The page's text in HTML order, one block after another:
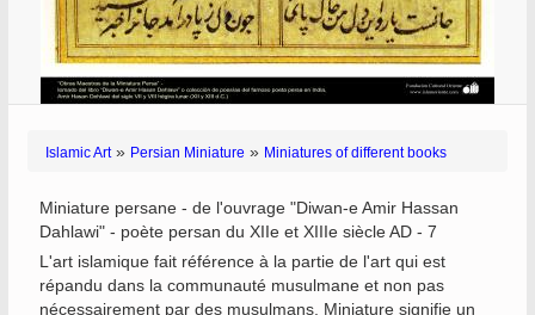
Islamic Art» Persian Miniature » Miniatures of different books
Miniature persane - de l'ouvrage "Diwan-e Amir Hassan
Dahlawi" - poète persan du XIIe et XIIIe siècle AD - 7
L'art islamique fait référence à la partie de l'art qui est
répandu dans la communauté musulmane et non pas
nécessairement par des musulmans. Miniature signifie un